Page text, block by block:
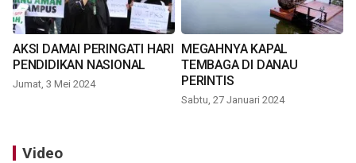
AKSI DAMAI PERINGATI HARI
PENDIDIKAN NASIONAL
Jumat, 3 Mei 2024
MEGAHNYA KAPAL
TEMBAGA DI DANAU
PERINTIS
Sabtu, 27 Januari 2024
Video